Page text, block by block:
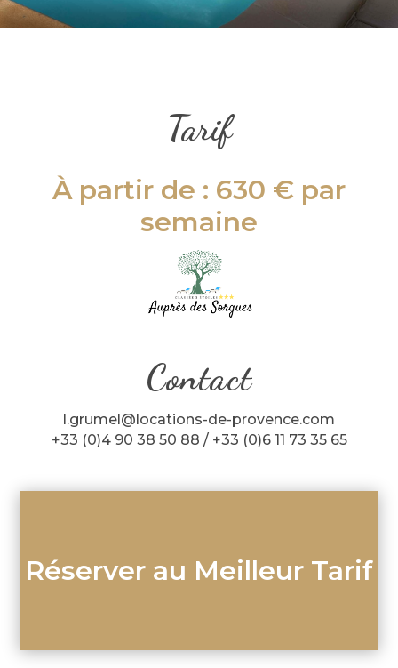
Tarif
À partir de : 630 € par
semaine
Contact
l.grumel@locations-de-provence.com
+33 (0)4 90 38 50 88 / +33 (0)6 11 73 35 65
Réserver au Meilleur Tarif